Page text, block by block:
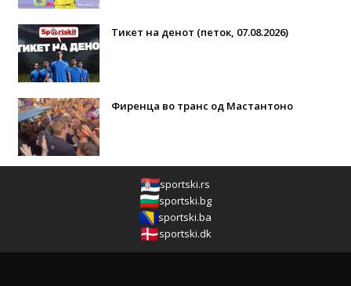
Тикет на денот (петок, 07.08.2026)
Фиренца во транс од Мастантоно
sportski.rs
sportski.bg
sportski.ba
sportski.dk